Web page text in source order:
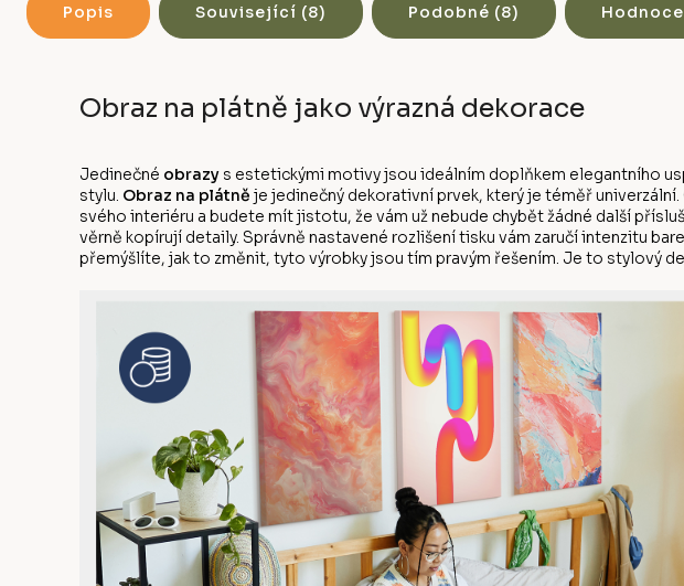
Popis Související (8) Podobné (8)
Obraz na plátně jako výrazná dekorace
Jedinečné obrazy s estetickými motivy jsou ideálním doplňkem elegantního
stylu. Obraz na plátně je jedinečný dekorativní prvek, který je téměř
svého interiéru a budete mít jistotu, že vám už nebude chybět žádné další
věrně kopírují detaily. Správně nastavené rozlišení tisku vám zaručí intenzitu
přemýšlíte, jak to změnit, tyto výrobky jsou tím pravým řešením. Je to stylový